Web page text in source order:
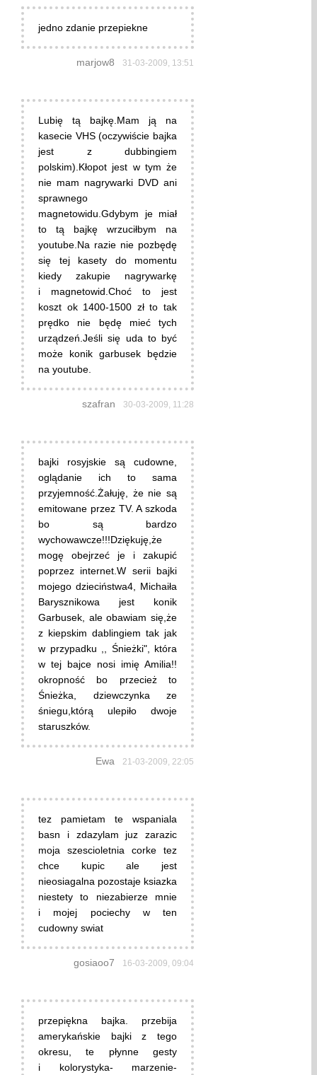
jedno zdanie przepiekne
marjow8 31-03-2009, 13:51
Lubię tą bajkę.Mam ją na
kasecie VHS (oczywiście bajka
jest z dubbingiem
polskim).Kłopot jest w tym że
nie mam nagrywarki DVD ani
sprawnego
magnetowidu.Gdybym je miał
to tą bajkę wrzuciłbym na
youtube.Na razie nie pozbędę
się tej kasety do momentu
kiedy zakupie nagrywarkę
i magnetowid.Choć to jest
koszt ok 1400-1500 zł to tak
prędko nie będę mieć tych
urządzeń.Jeśli się uda to być
może konik garbusek będzie
na youtube.
szafran 30-03-2009, 11:28
bajki rosyjskie są cudowne,
oglądanie ich to sama
przyjemność.Żałuję, że nie są
emitowane przez TV. A szkoda
bo są bardzo
wychowawcze!!!Dziękuję,że
mogę obejrzeć je i zakupić
poprzez internet.W serii bajki
mojego dzieciństwa4, Michaiła
Barysznikowa jest konik
Garbusek, ale obawiam się,że
z kiepskim dablingiem tak jak
w przypadku ,, Śnieżki", która
w tej bajce nosi imię Amilia!!
okropność bo przecież to
Śnieżka, dziewczynka ze
śniegu,którą ulepiło dwoje
staruszków.
Ewa 21-03-2009, 22:05
tez pamietam te wspaniala
basn i zdazylam juz zarazic
moja szescioletnia corke tez
chce kupic ale jest
nieosiagalna pozostaje ksiazka
niestety to niezabierze mnie
i mojej pociechy w ten
cudowny swiat
gosiaoo7 16-03-2009, 09:04
przepiękna bajka. przebija
amerykańskie bajki z tego
okresu, te płynne gesty
i kolorystyka- marzenie-